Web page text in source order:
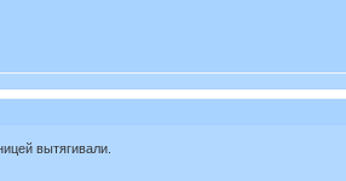
вытягивали.